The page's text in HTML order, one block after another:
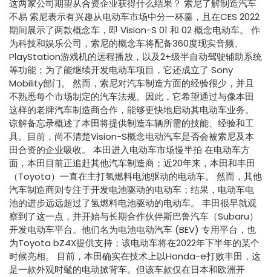
这两家公司期望从合资企业获得什么结果？ 索尼了解制造汽车
不易 索尼表示有兴趣从电动车市场中分一杯羹，且在CES 2022
期间展示了两款概念车，即 Vision-S 01 和 02 概念电动车。 作
为科技和娱乐公司，索尼的概念车将配备360度现实音频、
PlayStation游戏机的远程播放，以及2+级半自动驾驶辅助系统
等功能；为了能继续开发电动车项目，它还成立了 Sony
Mobility部门。 然而，索尼对汽车制造方面的经验很少，并且
不熟悉每个市场制定的汽车法规。因此，它希望通过与像本田
这样的老牌汽车制造商合作，能够更快地启动其电动车业务。
谅解备忘录概述了本田将提供制造车辆所需的技能、经验和工
具。目前，尚不清楚Vision-S概念电动汽车是否会被索尼及本
田合资的企业吸收。 本田进入电动车市场慢半拍 在电动车方
面，本田目前正追赶其他汽车制造商；近20年来，本田和丰田
（Toyota）一直在主打氢燃料电池驱动的电动车。 然而，其他
汽车制造商则专注于开发电池驱动的电动车；结果，电动车电
池的进步远远超过了氢燃料电池驱动的电动车。 丰田很早就观
察到了这一点，并开始与长期合作伙伴斯巴鲁汽车（Subaru）
开发电动车平台。他们名为电池电动汽车 (BEV) 专用平台，也
为Toyota bZ4X提供支持；该电动车将在2022年下半年的某个
时候亮相。 目前，本田确实在技术上以Honda-e打败丰田，这
是一款外观时髦的电动掀背车。但该车款仅在日本和欧洲开